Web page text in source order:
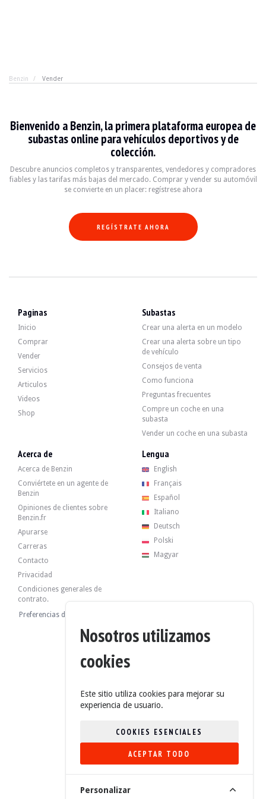
Benzin Vender
Bienvenido a Benzin, la primera plataforma europea de
subastas online para vehículos deportivos y de
colección.
Descubre anuncios completos y transparentes, vendedores y compradores
fiables y las tarifas más bajas del mercado. Comprar y vender su automóvil
se convierte en un placer: regístrese ahora
REGÍSTRATE AHORA
Paginas
Inicio
Comprar
Vender
Servicios
Articulos
Videos
Shop
Subastas
Crear una alerta en un modelo
Crear una alerta sobre un tipo
de vehículo
Consejos de venta
Como funciona
Preguntas frecuentes
Compre un coche en una
subasta
Vender un coche en una subasta
Acerca de
Acerca de Benzin
Conviértete en un agente de
Benzin
Opiniones de clientes sobre
Benzin.fr
Apurarse
Carreras
Contacto
Privacidad
Condiciones generales de
contrato.
Preferencias de cookies
Lengua
English
Français
Español
Italiano
Deutsch
Polski
Magyar
4.6/5 (235 Opiniones)
Nosotros utilizamos
cookies
Este sitio utiliza cookies para mejorar su
experiencia de usuario.
COOKIES ESENCIALES
ACEPTAR TODO
Personalizar